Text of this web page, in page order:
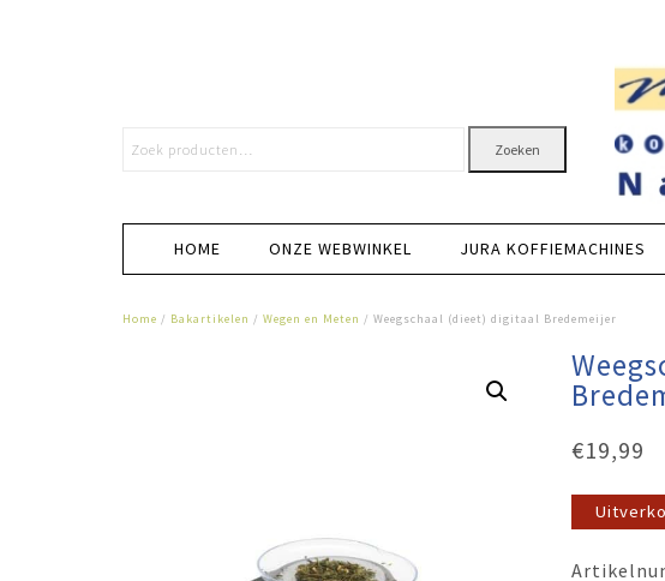
Zoeken
HOME ONZE WEBWINKEL JURA KOFFIEMACHINES
Home / Bakartikelen / Wegen en Meten / Weegschaal (dieet) digitaal Bredemeijer
€19,99